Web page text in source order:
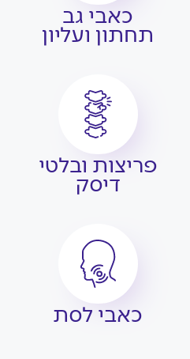
כאבי גב
תחתון ועליון
פריצות ובלטי
דיסק
כאבי לסת